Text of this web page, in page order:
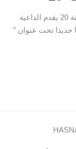
برامج رمضان 2018 برنامج السيرة حياة – الحلقة 20 يقدم الداعية
في رمضان 2018 برنامجا جديدا تحت عنوان ”